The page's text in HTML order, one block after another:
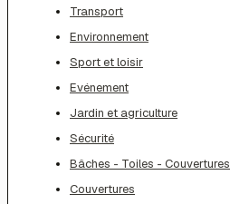
Transport
Environnement
Sport et loisir
Evénement
Jardin et agriculture
Sécurité
Bâches - Toiles - Couvertures
Couvertures